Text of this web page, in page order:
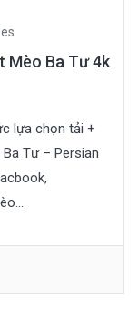
Mèo Ba Tư 4k
lựa chọn tải +
Tư – Persian